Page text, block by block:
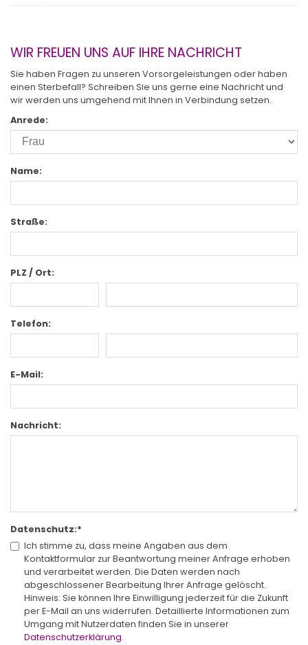
WIR FREUEN UNS AUF IHRE NACHRICHT
Sie haben Fragen zu unseren Vorsorgeleistungen oder haben
einen Sterbefall? Schreiben Sie uns gerne eine Nachricht und
wir werden uns umgehend mit Ihnen in Verbindung setzen.
Anrede:
Name:
Straße:
PLZ / Ort:
Telefon:
E-Mail:
Nachricht:
Datenschutz:*
Ich stimme zu, dass meine Angaben aus dem
Kontaktformular zur Beantwortung meiner Anfrage erhoben
und verarbeitet werden. Die Daten werden nach
abgeschlossener Bearbeitung Ihrer Anfrage gelöscht.
Hinweis: Sie können Ihre Einwilligung jederzeit für die Zukunft
per E-Mail an uns widerrufen. Detaillierte Informationen zum
Umgang mit Nutzerdaten finden Sie in unserer
Datenschutzerklärung.